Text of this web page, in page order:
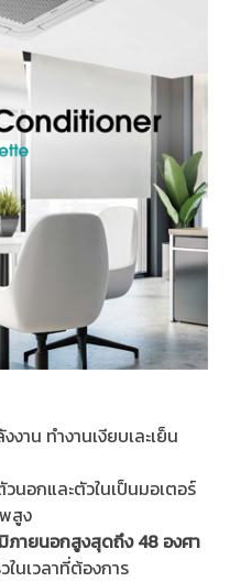
าน ทำงานเงียบเละเย็น
นอกและตัวในเป็นมอเตอร์
สูง
ายนอกสูงสุดถึง 48 องศา
ในเวลาที่ต้องการ